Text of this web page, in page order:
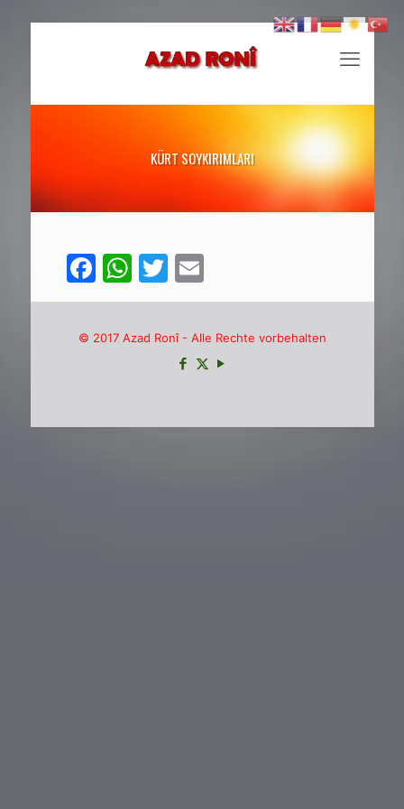
KÜRT SOYKIRIMLARI
Facebook
WhatsApp
Twitter
Email
© 2017 Azad Ronî - Alle Rechte vorbehalten